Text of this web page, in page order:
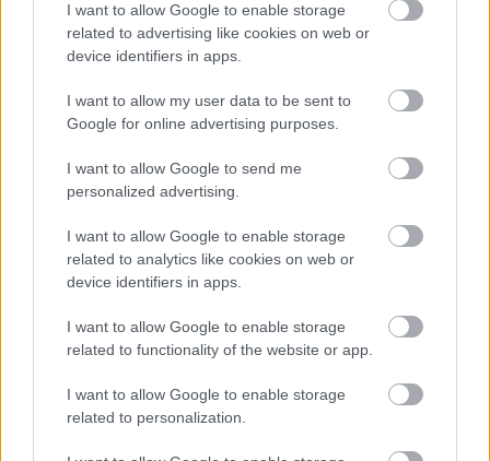
I want to allow Google to enable storage
related to advertising like cookies on web or
device identifiers in apps.
I want to allow my user data to be sent to
Google for online advertising purposes.
I want to allow Google to send me
personalized advertising.
I want to allow Google to enable storage
related to analytics like cookies on web or
device identifiers in apps.
I want to allow Google to enable storage
related to functionality of the website or app.
I want to allow Google to enable storage
related to personalization.
EGY REJTÉLYES MAGYAR FESTŐ PÁRIZSBAN
AMERIKÁBAN ÉS DÉL-AFRIKÁBAN IS
RAJONGANAK A MAGYAR SZOCREÁLÉRT